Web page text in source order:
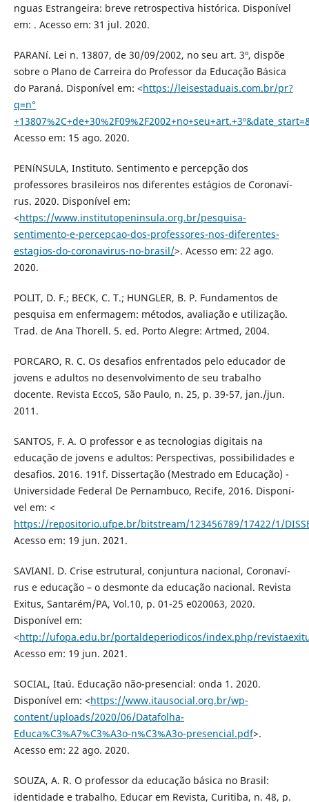
nguas Estrangeira: breve retrospectiva histórica. Disponí­vel
em: . Acesso em: 31 jul. 2020.
PARANí. Lei n. 13807, de 30/09/2002, no seu art. 3º, dispõe
sobre o Plano de Carreira do Professor da Educação Básica
do Paraná. Disponí­vel em: <https://leisestaduais.com.br/pr?
q=n°
Acesso em: 15 ago. 2020.
PENíNSULA, Instituto. Sentimento e percepção dos
professores brasileiros nos diferentes estágios de Coronaví­
rus. 2020. Disponí­vel em:
<https://www.institutopeninsula.org.br/pesquisa-
sentimento-e-percepcao-dos-professores-nos-diferentes-
estagios-do-coronavirus-no-brasil/>. Acesso em: 22 ago.
2020.
POLIT, D. F.; BECK, C. T.; HUNGLER, B. P. Fundamentos de
pesquisa em enfermagem: métodos, avaliação e utilização.
Trad. de Ana Thorell. 5. ed. Porto Alegre: Artmed, 2004.
PORCARO, R. C. Os desafios enfrentados pelo educador de
jovens e adultos no desenvolvimento de seu trabalho
docente. Revista EccoS, São Paulo, n. 25, p. 39-57, jan./jun.
2011.
SANTOS, F. A. O professor e as tecnologias digitais na
educação de jovens e adultos: Perspectivas, possibilidades e
desafios. 2016. 191f. Dissertação (Mestrado em Educação) -
Universidade Federal De Pernambuco, Recife, 2016. Disponí­
vel em: <
https://repositorio.ufpe.br/bitstream/123456789/17422/1/
Acesso em: 19 jun. 2021.
SAVIANI. D. Crise estrutural, conjuntura nacional, Coronaví­
rus e educação – o desmonte da educação nacional. Revista
Exitus, Santarém/PA, Vol.10, p. 01-25 e020063, 2020.
Disponí­vel em:
<http://ufopa.edu.br/portaldeperiodicos/index.php/
Acesso em: 19 jun. 2021.
SOCIAL, Itaú. Educação não-presencial: onda 1. 2020.
Disponí­vel em: <https://www.itausocial.org.br/wp-
content/uploads/2020/06/Datafolha-
Educa%C3%A7%C3%A3o-n%C3%A3o-presencial.pdf>.
Acesso em: 22 ago. 2020.
SOUZA, A. R. O professor da educação básica no Brasil:
identidade e trabalho. Educar em Revista, Curitiba, n. 48, p.